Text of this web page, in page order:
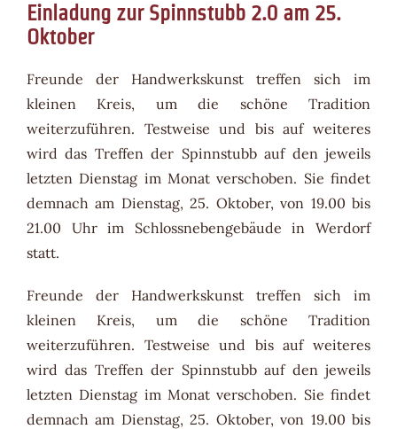
Einladung zur Spinnstubb 2.0 am 25.
Oktober
Freunde der Handwerkskunst treffen sich im
kleinen Kreis, um die schöne Tradition
weiterzuführen. Testweise und bis auf weiteres
wird das Treffen der Spinnstubb auf den jeweils
letzten Dienstag im Monat verschoben. Sie findet
demnach am Dienstag, 25. Oktober, von 19.00 bis
21.00 Uhr im Schlossnebengebäude in Werdorf
statt.
Freunde der Handwerkskunst treffen sich im
kleinen Kreis, um die schöne Tradition
weiterzuführen. Testweise und bis auf weiteres
wird das Treffen der Spinnstubb auf den jeweils
letzten Dienstag im Monat verschoben. Sie findet
demnach am Dienstag, 25. Oktober, von 19.00 bis